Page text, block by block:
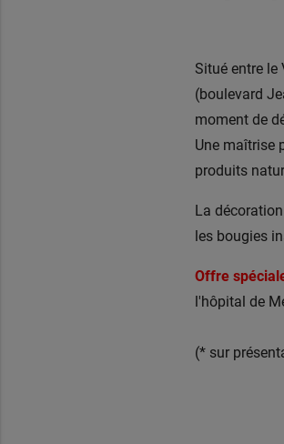
Situé entre le
(boulevard
moment de
Une maîtrise
produits
La
les bougies
Offre
l'hôpital de
(* sur